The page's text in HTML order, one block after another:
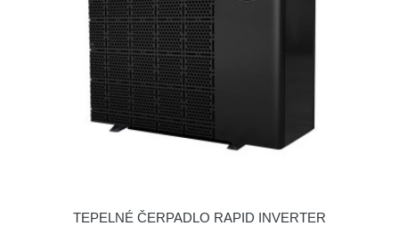
TEPELNÉ ČERPADLO RAPID INVERTER